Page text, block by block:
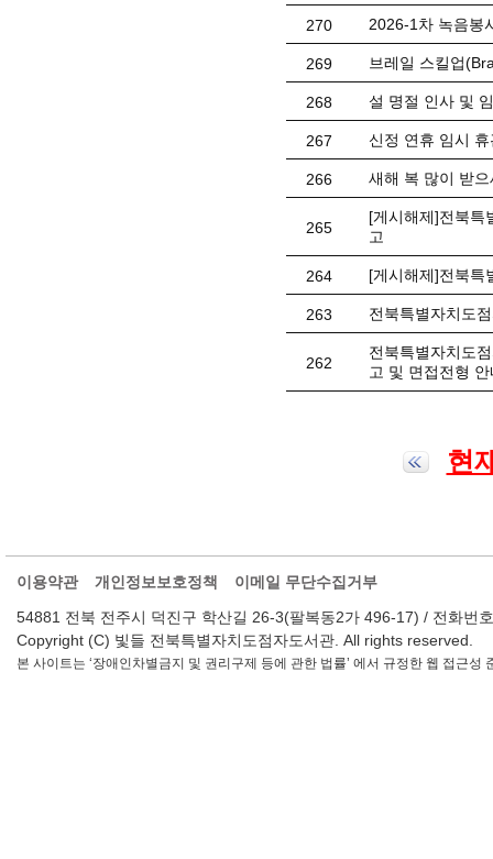
270 2026-1차 녹음봉
269 브레일 스킬업
268 설 명절 인사 및
267 신정 연휴 임시
266 새해 복 많이 받
265
[게시해제]전북특
고
264 [게시해제]전북특
263 전북특별자치도
262
전북특별자치도
고 및 면접전형 안
현
이용약관 개인정보보호정책
이메일 무단수집거부
54881 전북 전주시 덕진구 학산길 26-3(팔복동2가 496-17) / 전화
Copyright (C) 빛들 전북특별자치도점자도서관. All rights reserved.
본 사이트는 ‘장애인차별금지 및 권리구제 등에 관한 법률’ 에서 규정한 웹 접근